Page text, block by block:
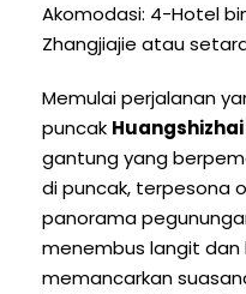
Akomodasi: 4-Hotel
Zhangjiajie atau
Memulai perjalanan
puncak Huangshizhai
gantung yang
di puncak, terpesona
panorama
menembus langit
memancarkan